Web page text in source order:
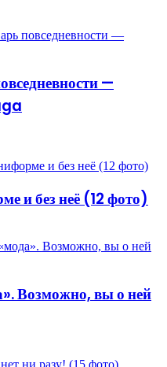
—
и без неё (12 фото)
Возможно, вы о ней